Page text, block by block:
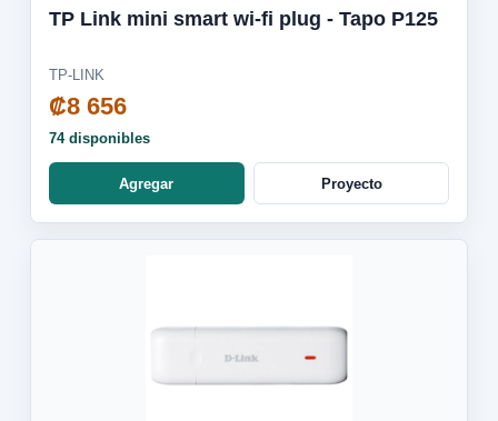
TP Link mini smart wi-fi plug - Tapo P125
TP-LINK
₡8 656
74 disponibles
Agregar Proyecto